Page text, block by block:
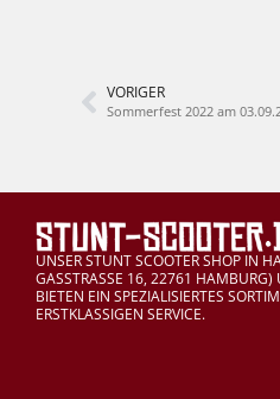
VORIGER
Sommerfest 2022 am
UNSER STUNT SCOOTER SHOP IN
GASSTRASSE 16, 22761 HAMBURG)
BIETEN EIN SPEZIALISIERTES
ERSTKLASSIGEN SERVICE.